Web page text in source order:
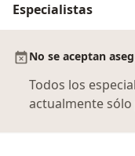
Especialistas
No se aceptan
Todos los
actualmente